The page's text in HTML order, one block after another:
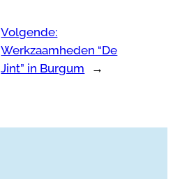
Volgende:
Werkzaamheden “De
Jint” in Burgum
→